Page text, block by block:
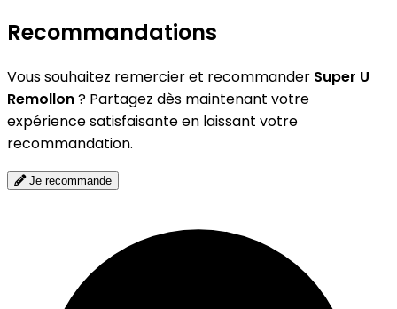
Recommandations
Vous souhaitez remercier et recommander Super U
Remollon? Partagez dès maintenant votre
expérience satisfaisante en laissant votre
recommandation.
Je recommande